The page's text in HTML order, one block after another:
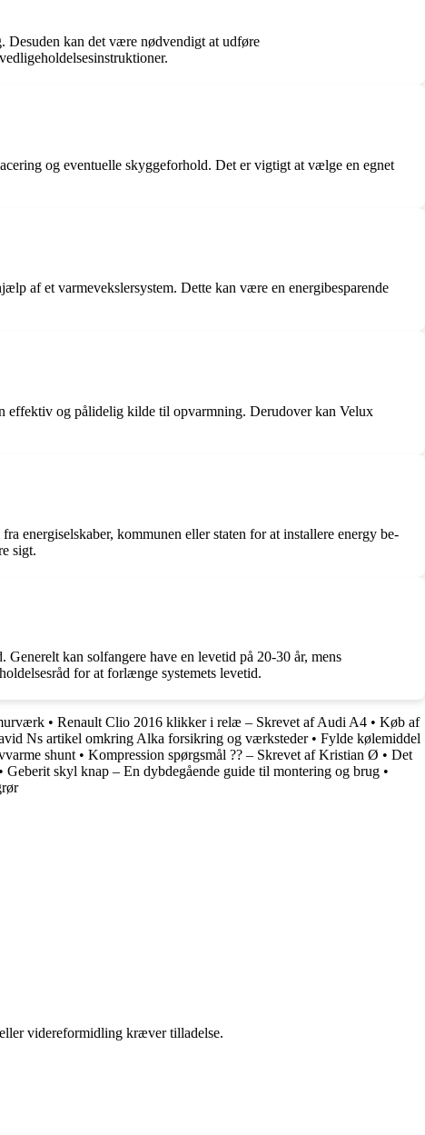
Desuden kan det være nødvendigt at udføre
og eventuelle skyggeforhold. Det er vigtigt at vælge en egnet
af et varmevekslersystem. Dette kan være en energibesparende
effektiv og pålidelig kilde til opvarmning. Derudover kan Velux
energiselskaber, kommunen eller staten for at installere energy be-
sigt.
kan solfangere have en levetid på 20-30 år, mens
for at forlænge systemets levetid.
• Renault Clio 2016 klikker i relæ – Skrevet af Audi A4 • Køb af
Ns artikel omkring Alka forsikring og værksteder• Fylde kølemiddel
shunt • Kompression spørgsmål ?? – Skrevet af Kristian Ø • Det
• Geberit skyl knap – En dybdegående guide til montering og brug •
videreformidling kræver tilladelse.